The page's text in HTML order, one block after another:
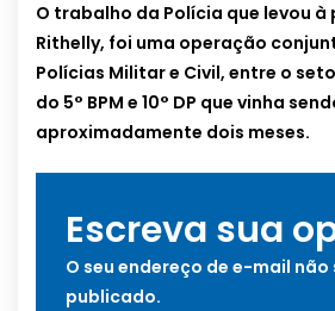
O trabalho da Polícia que levou
Rithelly, foi uma operação
Polícias Militar e Civil, entre o
do 5° BPM e 10° DP que vinha
aproximadamente dois meses.
Escreva sua
O seu endereço de e-mail não
publicado.